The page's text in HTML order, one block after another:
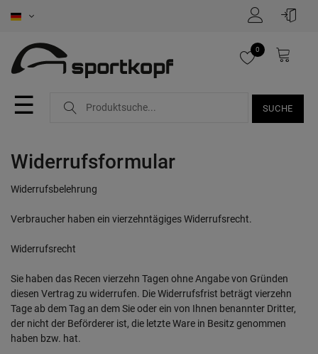
☰ SUCHE
0
Widerrufs­formular
Widerrufsbelehrung
Verbraucher haben ein vierzehntägiges Widerrufsrecht.
Widerrufsrecht
Sie haben das Recen vierzehn Tagen ohne Angabe von Gründen
diesen Vertrag zu widerrufen. Die Widerrufsfrist beträgt vierzehn
Tage ab dem Tag an dem Sie oder ein von Ihnen benannter Dritter,
der nicht der Beförderer ist, die letzte Ware in Besitz genommen
haben bzw. hat.